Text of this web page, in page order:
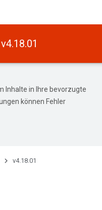
v4.18.01
Inhalte in Ihre bevorzugte
können Fehler
v4.18.01